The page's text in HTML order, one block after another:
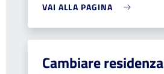
VAI ALLA PAGINA
Cambiare residenza